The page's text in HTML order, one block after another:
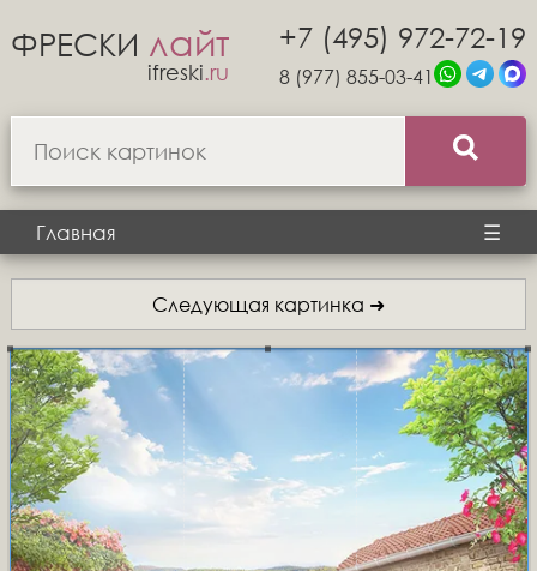
ФРЕСКИ лайт
ifreski.ru
+7 (495) 972-72-19
8 (977) 855-03-41
Главная ☰
Следующая картинка ➜